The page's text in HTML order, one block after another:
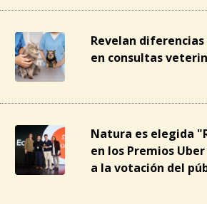
Revelan diferencias
en consultas
Natura es elegida
en los Premios
a la votación del